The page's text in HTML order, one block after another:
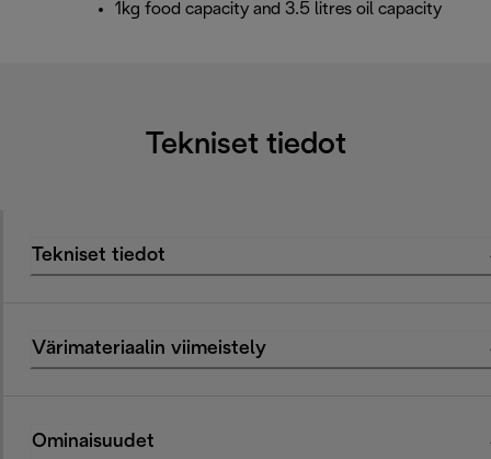
1kg food capacity and 3.5 litres oil capacity
Tekniset tiedot
Tekniset tiedot
Värimateriaalin viimeistely
Ominaisuudet